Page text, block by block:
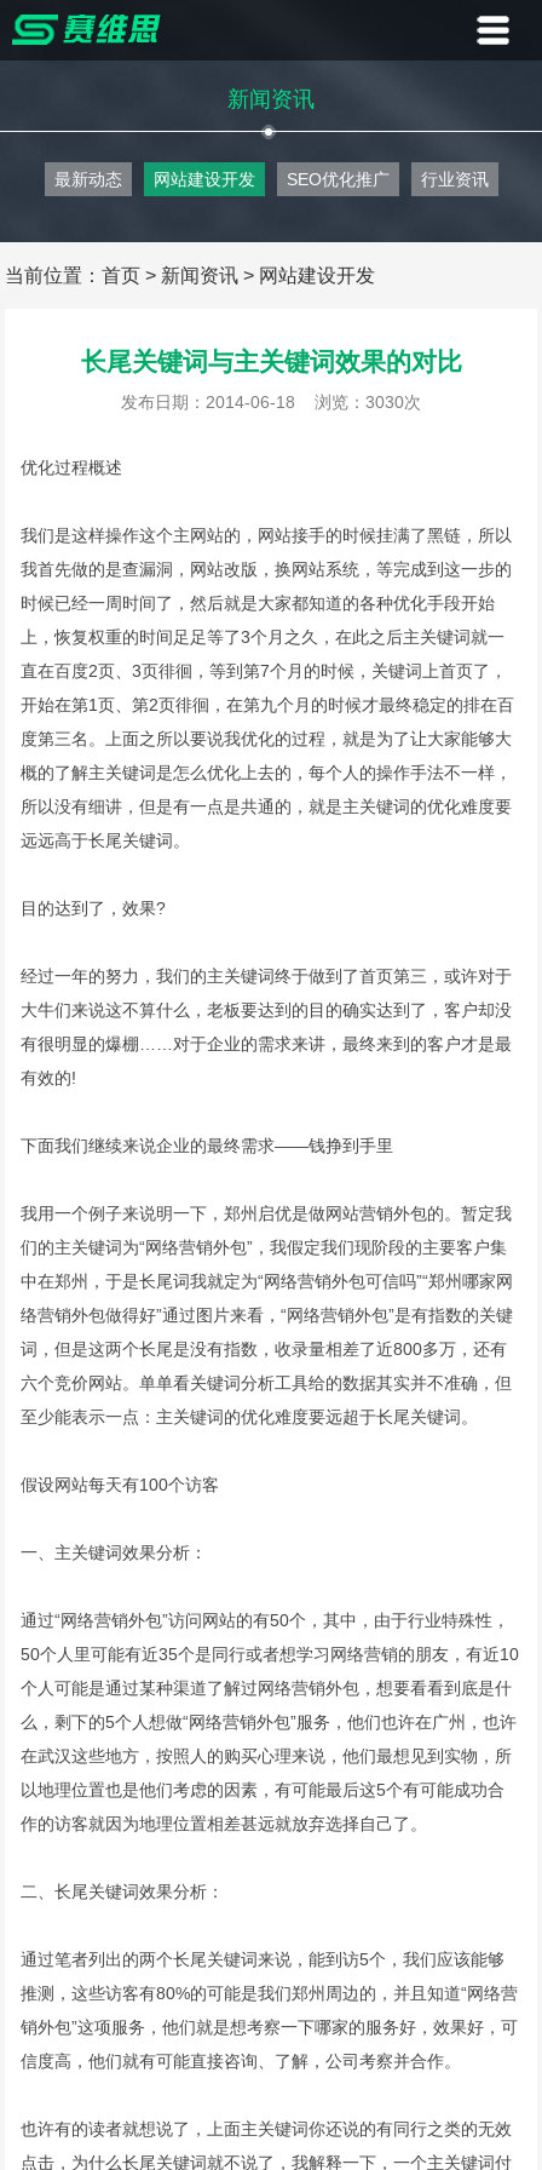
新闻资讯
最新动态 网站建设开发 SEO优化推广 行业资讯
当前位置：首页 > 新闻资讯 > 网站建设开发
长尾关键词与主关键词效果的对比
发布日期：2014-06-18 浏览：3030次
优化过程概述
我们是这样操作这个主网站的，网站接手的时候挂满了黑链，所以
我首先做的是查漏洞，网站改版，换网站系统，等完成到这一步的
时候已经一周时间了，然后就是大家都知道的各种优化手段开始
上，恢复权重的时间足足等了3个月之久，在此之后主关键词就一
直在百度2页、3页徘徊，等到第7个月的时候，关键词上首页了，
开始在第1页、第2页徘徊，在第九个月的时候才最终稳定的排在百
度第三名。上面之所以要说我优化的过程，就是为了让大家能够大
概的了解主关键词是怎么优化上去的，每个人的操作手法不一样，
所以没有细讲，但是有一点是共通的，就是主关键词的优化难度要
远远高于长尾关键词。
目的达到了，效果?
经过一年的努力，我们的主关键词终于做到了首页第三，或许对于
大牛们来说这不算什么，老板要达到的目的确实达到了，客户却没
有很明显的爆棚……对于企业的需求来讲，最终来到的客户才是最
有效的!
下面我们继续来说企业的最终需求——钱挣到手里
我用一个例子来说明一下，郑州启优是做网站营销外包的。暂定我
们的主关键词为“网络营销外包”，我假定我们现阶段的主要客户集
中在郑州，于是长尾词我就定为“网络营销外包可信吗”“郑州哪家网
络营销外包做得好”通过图片来看，“网络营销外包”是有指数的关键
词，但是这两个长尾是没有指数，收录量相差了近800多万，还有
六个竞价网站。单单看关键词分析工具给的数据其实并不准确，但
至少能表示一点：主关键词的优化难度要远超于长尾关键词。
假设网站每天有100个访客
一、主关键词效果分析：
通过“网络营销外包”访问网站的有50个，其中，由于行业特殊性，
50个人里可能有近35个是同行或者想学习网络营销的朋友，有近10
个人可能是通过某种渠道了解过网络营销外包，想要看看到底是什
么，剩下的5个人想做“网络营销外包”服务，他们也许在广州，也许
在武汉这些地方，按照人的购买心理来说，他们最想见到实物，所
以地理位置也是他们考虑的因素，有可能最后这5个有可能成功合
作的访客就因为地理位置相差甚远就放弃选择自己了。
二、长尾关键词效果分析：
通过笔者列出的两个长尾关键词来说，能到访5个，我们应该能够
推测，这些访客有80%的可能是我们郑州周边的，并且知道“网络营
销外包”这项服务，他们就是想考察一下哪家的服务好，效果好，可
信度高，他们就有可能直接咨询、了解，公司考察并合作。
也许有的读者就想说了，上面主关键词你还说的有同行之类的无效
点击，为什么长尾关键词就不说了，我解释一下，一个主关键词付